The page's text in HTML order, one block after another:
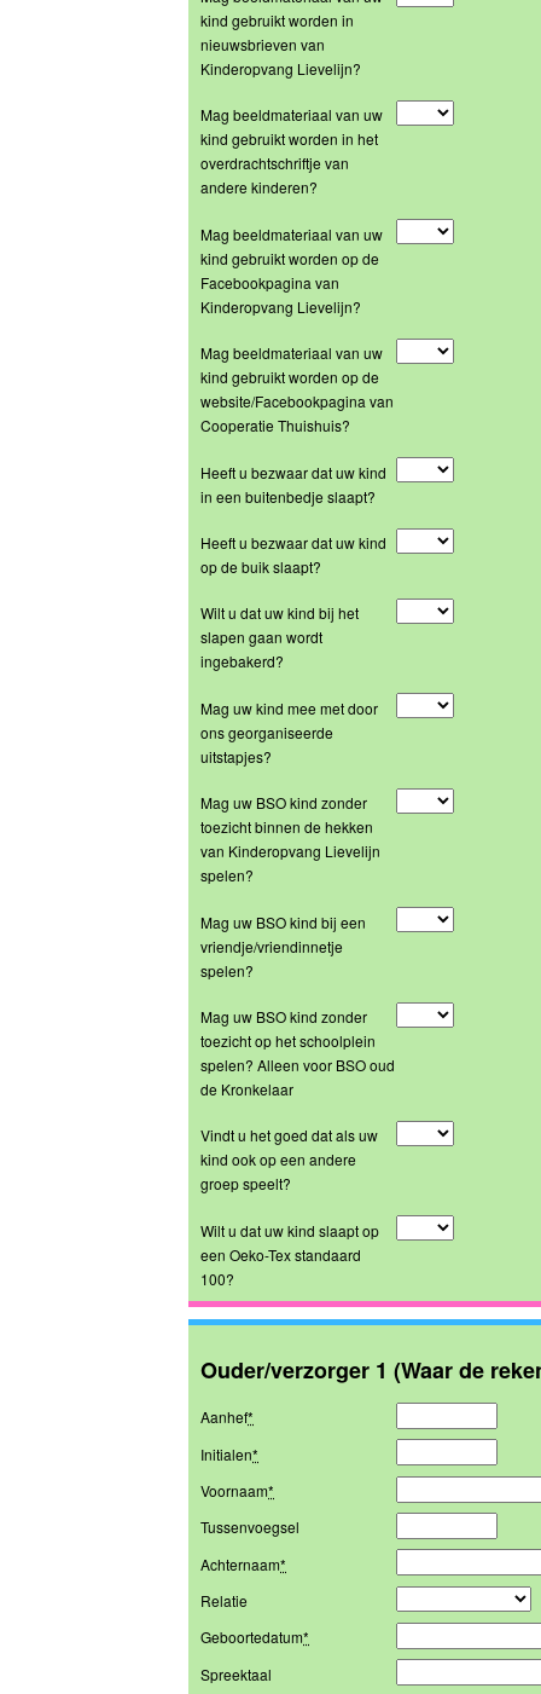
kind gebruikt worden in
nieuwsbrieven van
Kinderopvang Lievelijn?
Mag beeldmateriaal van uw
kind gebruikt worden in het
overdrachtschriftje van
andere kinderen?
Mag beeldmateriaal van uw
kind gebruikt worden op de
Facebookpagina van
Kinderopvang Lievelijn?
Mag beeldmateriaal van uw
kind gebruikt worden op de
website/Facebookpagina van
Cooperatie Thuishuis?
Heeft u bezwaar dat uw kind
in een buitenbedje slaapt?
Heeft u bezwaar dat uw kind
op de buik slaapt?
Wilt u dat uw kind bij het
slapen gaan wordt
ingebakerd?
Mag uw kind mee met door
ons georganiseerde
uitstapjes?
Mag uw BSO kind zonder
toezicht binnen de hekken
van Kinderopvang Lievelijn
spelen?
Mag uw BSO kind bij een
vriendje/vriendinnetje
spelen?
Mag uw BSO kind zonder
toezicht op het schoolplein
spelen? Alleen voor BSO oud
de Kronkelaar
Vindt u het goed dat als uw
kind ook op een andere
groep speelt?
Wilt u dat uw kind slaapt op
een Oeko-Tex standaard
100?
Ouder/verzorger 1 (Waar de
Aanhef*
Initialen*
Voornaam*
Tussenvoegsel
Achternaam*
Relatie
Geboortedatum*
Spreektaal